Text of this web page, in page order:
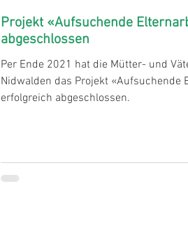
Projekt «Aufsuchende
abgeschlossen
Per Ende 2021 hat die Mütter- und
Nidwalden das Projekt «Aufsuchende
erfolgreich abgeschlossen.